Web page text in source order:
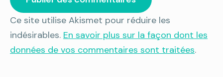
Ce site utilise Akismet pour réduire les
indésirables. En savoir plus sur la façon dont les
données de vos commentaires sont traitées.